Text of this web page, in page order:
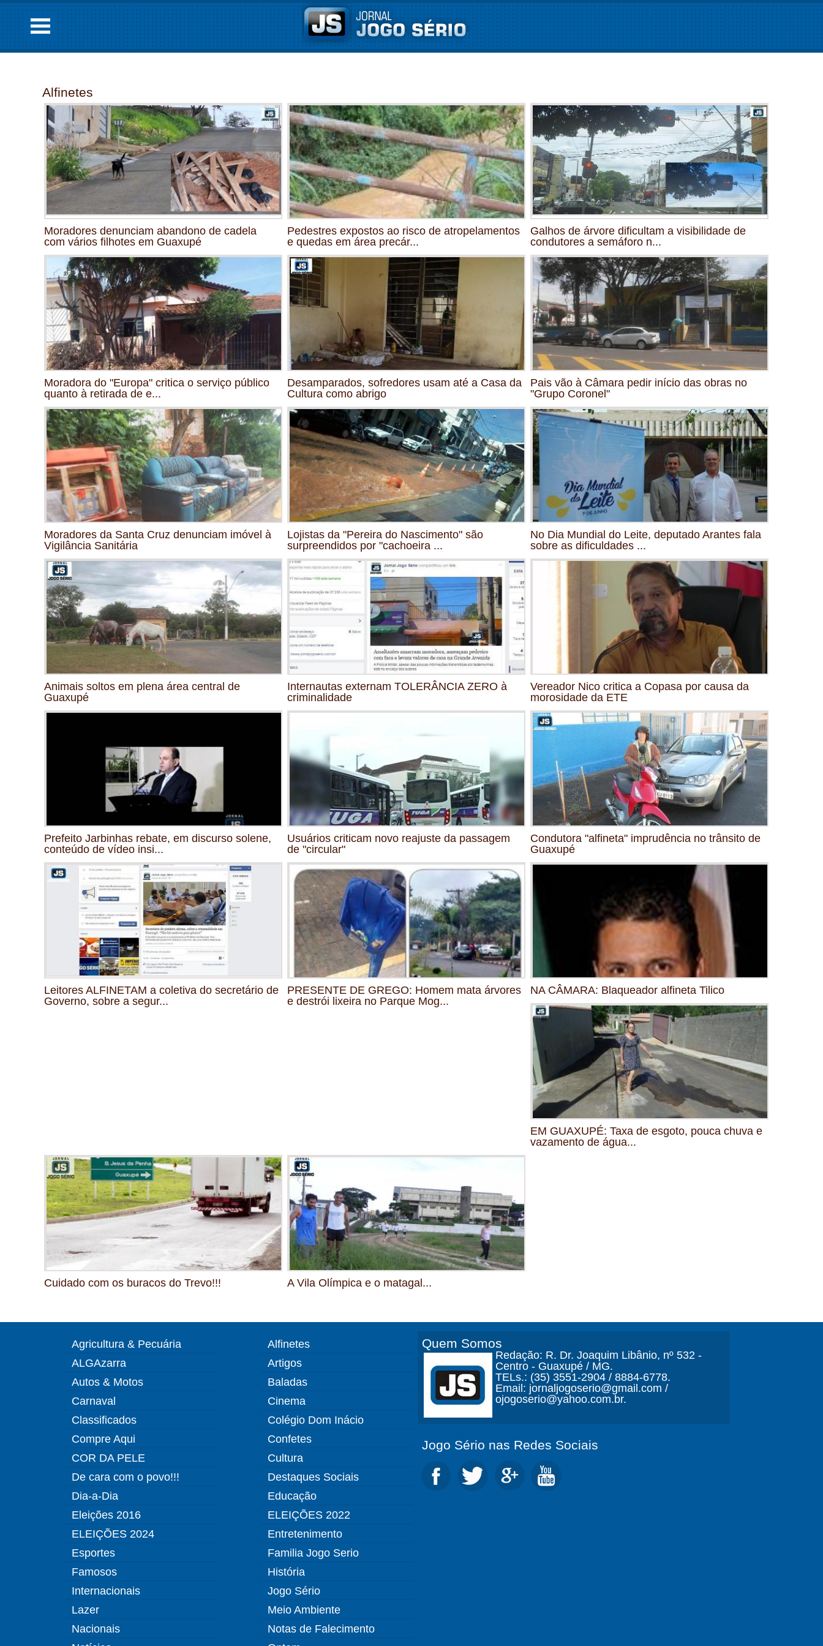
Alfinetes
Moradores denunciam abandono de cadela
com vários filhotes em Guaxupé
Pedestres expostos ao risco de atropelamentos
e quedas em área precár...
Galhos de árvore dificultam a visibilidade de
condutores a semáforo n...
Moradora do "Europa" critica o serviço público
quanto à retirada de e...
Desamparados, sofredores usam até a Casa da
Cultura como abrigo
Pais vão à Câmara pedir início das obras no
"Grupo Coronel"
Moradores da Santa Cruz denunciam imóvel à
Vigilância Sanitária
Lojistas da "Pereira do Nascimento" são
surpreendidos por "cachoeira ...
No Dia Mundial do Leite, deputado Arantes fala
sobre as dificuldades ...
Animais soltos em plena área central de
Guaxupé
Internautas externam TOLERÂNCIA ZERO à
criminalidade
Vereador Nico critica a Copasa por causa da
morosidade da ETE
Prefeito Jarbinhas rebate, em discurso solene,
conteúdo de vídeo insi...
Usuários criticam novo reajuste da passagem
de "circular"
Condutora "alfineta" imprudência no trânsito de
Guaxupé
Leitores ALFINETAM a coletiva do secretário de
Governo, sobre a segur...
PRESENTE DE GREGO: Homem mata árvores
e destrói lixeira no Parque Mog...
NA CÂMARA: Blaqueador alfineta Tilico
EM GUAXUPÉ: Taxa de esgoto, pouca chuva e
vazamento de água...
Cuidado com os buracos do Trevo!!! A Vila Olímpica e o matagal...
Agricultura & Pecuária
ALGAzarra
Autos & Motos
Carnaval
Classificados
Compre Aqui
COR DA PELE
De cara com o povo!!!
Dia-a-Dia
Eleições 2016
ELEIÇÕES 2024
Esportes
Famosos
Internacionais
Lazer
Nacionais
Alfinetes
Artigos
Baladas
Cinema
Colégio Dom Inácio
Confetes
Cultura
Destaques Sociais
Educação
ELEIÇÕES 2022
Entretenimento
Familia Jogo Serio
História
Jogo Sério
Meio Ambiente
Notas de Falecimento
Quem Somos
Redação: R. Dr. Joaquim Libânio, nº 532 -
Centro - Guaxupé / MG.
TELs.: (35) 3551-2904 / 8884-6778.
Email: jornaljogoserio@gmail.com /
ojogoserio@yahoo.com.br.
Jogo Sério nas Redes Sociais